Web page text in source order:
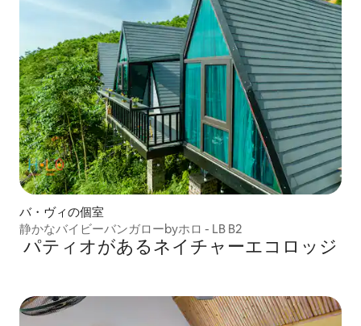
バ・ヴィの個室
静かなバイビーバンガローbyホロ - LB B2
パティオがあるネイチャーエコロッジ